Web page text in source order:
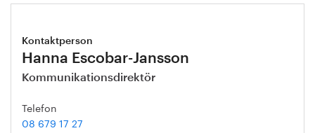
Kontaktperson
Hanna Escobar-Jansson
Kommunikationsdirektör
Telefon
08 679 17 27